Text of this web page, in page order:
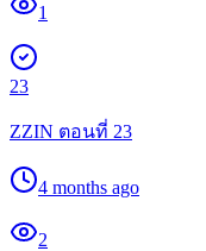
1
23
ZZIN ตอนที่ 23
4 months ago
2